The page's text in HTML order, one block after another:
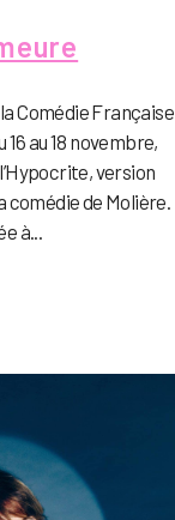
Comédie Française
16 au 18 novembre,
version
comédie de Molière.
à...